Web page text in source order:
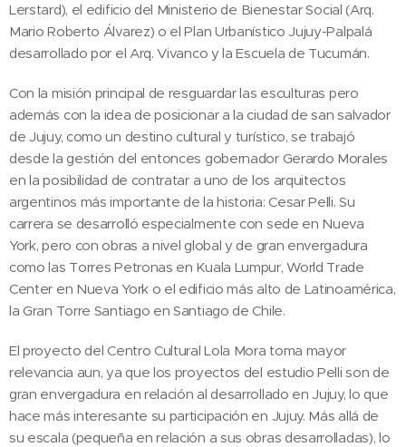
Lerstard), el edificio del Ministerio de Bienestar Social (Arq.
Mario Roberto Álvarez) o el Plan Urbanístico Jujuy-Palpalá
desarrollado por el Arq. Vivanco y la Escuela de Tucumán.
Con la misión principal de resguardar las esculturas pero
además con la idea de posicionar a la ciudad de san salvador
de Jujuy, como un destino cultural y turístico, se trabajó
desde la gestión del entonces gobernador Gerardo Morales
en la posibilidad de contratar a uno de los arquitectos
argentinos más importante de la historia: Cesar Pelli. Su
carrera se desarrolló especialmente con sede en Nueva
York, pero con obras a nivel global y de gran envergadura
como las Torres Petronas en Kuala Lumpur, World Trade
Center en Nueva York o el edificio más alto de Latinoamérica,
la Gran Torre Santiago en Santiago de Chile.
El proyecto del Centro Cultural Lola Mora toma mayor
relevancia aun, ya que los proyectos del estudio Pelli son de
gran envergadura en relación al desarrollado en Jujuy, lo que
hace más interesante su participación en Jujuy. Más allá de
su escala (pequeña en relación a sus obras desarrolladas), lo